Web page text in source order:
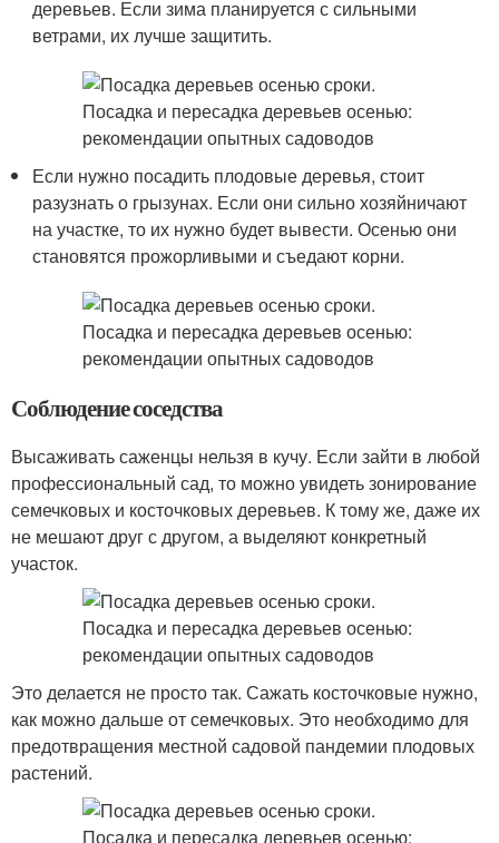
деревьев. Если зима планируется с сильными
ветрами, их лучше защитить.
Если нужно посадить плодовые деревья, стоит
разузнать о грызунах. Если они сильно хозяйничают
на участке, то их нужно будет вывести. Осенью они
становятся прожорливыми и съедают корни.
Соблюдение соседства
Высаживать саженцы нельзя в кучу. Если зайти в любой
профессиональный сад, то можно увидеть зонирование
семечковых и косточковых деревьев. К тому же, даже их
не мешают друг с другом, а выделяют конкретный
участок.
Это делается не просто так. Сажать косточковые нужно,
как можно дальше от семечковых. Это необходимо для
предотвращения местной садовой пандемии плодовых
растений.